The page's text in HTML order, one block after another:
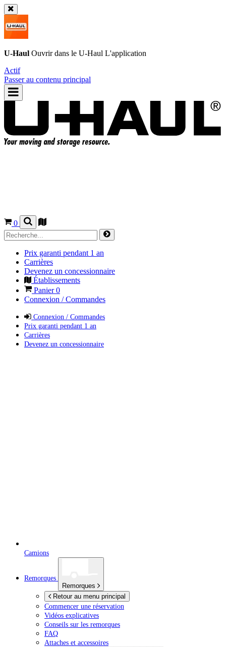
U-Haul Ouvrir dans le U-Haul L'application
Actif
Passer au contenu principal
0
Prix garanti pendant 1 an
Carrières
Devenez un concessionnaire
Établissements
Panier0
Connexion / Commandes
Connexion / Commandes
Prix garanti pendant 1 an
Carrières
Devenez un concessionnaire
Camions
Remorques
Remorques
Retour au menu principal
Commencer une réservation
Vidéos explicatives
Conseils sur les remorques
FAQ
Attaches et accessoires